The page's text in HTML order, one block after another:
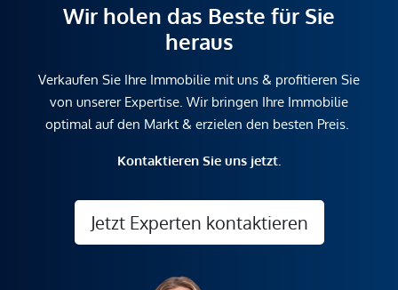
Wir holen das Beste für Sie
heraus
Verkaufen Sie Ihre Immobilie mit uns & profitieren Sie
von unserer Expertise. Wir bringen Ihre Immobilie
optimal auf den Markt & erzielen den besten Preis.
Kontaktieren Sie uns jetzt.
Jetzt Experten kontaktieren